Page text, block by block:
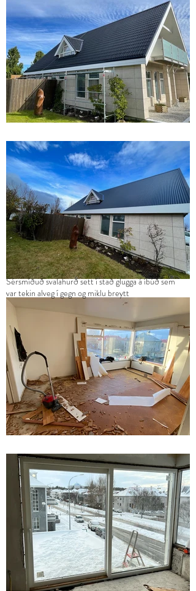
Sérsmíðuð svalahurð sett í stað glugga á íbúð sem
var tekin alveg í gegn og miklu breytt